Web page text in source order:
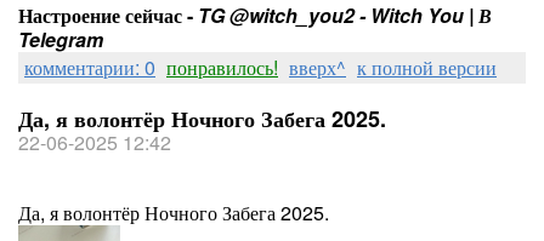
Настроение сейчас - TG @witch_you2 - Witch You | В
Telegram
комментарии: 0 понравилось! вверх^ к полной версии
Да, я волонтёр Ночного Забега 2025.
22-06-2025 12:42
Да, я волонтёр Ночного Забега 2025.